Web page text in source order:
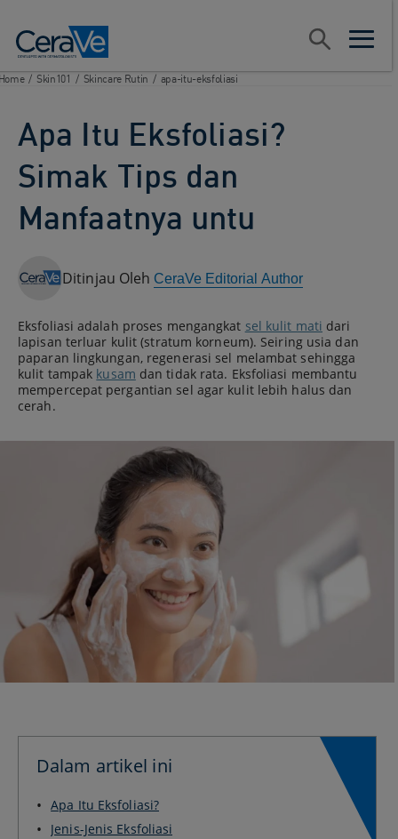
open
open
Search
/ Skin101 / Skincare Rutin / apa-itu-eksfoliasi
Apa Itu Eksfoliasi?
Simak Tips dan
Manfaatnya untu
Ditinjau Oleh CeraVe Editorial Author
Eksfoliasi adalah proses mengangkat sel kulit mati dari
lapisan terluar kulit (stratum korneum). Seiring usia dan
paparan lingkungan, regenerasi sel melambat sehingga
kulit tampak kusam dan tidak rata. Eksfoliasi membantu
mempercepat pergantian sel agar kulit lebih halus dan
cerah.
Dalam artikel ini
Apa Itu Eksfoliasi?
Jenis-Jenis Eksfoliasi